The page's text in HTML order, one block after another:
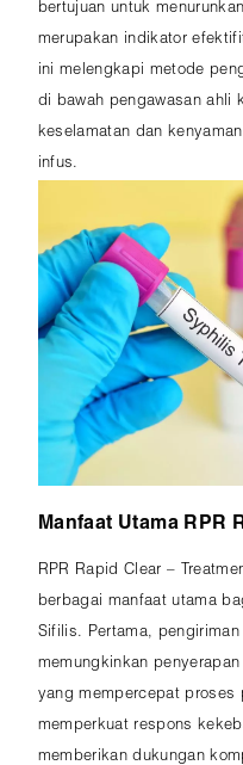
bertujuan untuk
merupakan indikator
ini melengkapi metode
di bawah pengawasan ahli
keselamatan dan
infus.
Manfaat Utama RPR
RPR Rapid Clear –
berbagai manfaat utama
Sifilis. Pertama,
memungkinkan
yang mempercepat proses
memperkuat respons
memberikan dukungan